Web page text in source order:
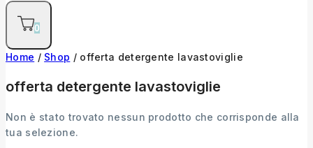
0
Home / Shop / offerta detergente lavastoviglie
offerta detergente lavastoviglie
Non è stato trovato nessun prodotto che corrisponde alla
tua selezione.